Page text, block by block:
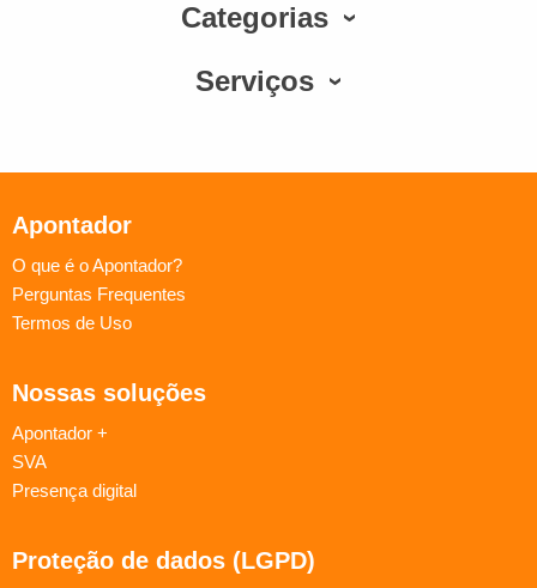
Categorias
Serviços
Apontador
O que é o Apontador?
Perguntas Frequentes
Termos de Uso
Nossas soluções
Apontador +
SVA
Presença digital
Proteção de dados (LGPD)